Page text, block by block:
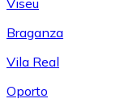
Viseu
Braganza
Vila Real
Oporto